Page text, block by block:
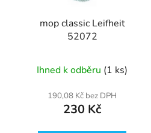
mop classic Leifheit
52072
Ihned k odběru (1 ks)
190,08 Kč bez DPH
230 Kč